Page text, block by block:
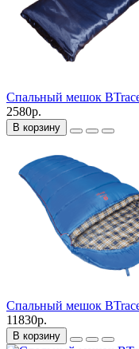
Спальный мешок
2580р.
В корзину
Спальный мешок
11830р.
В корзину